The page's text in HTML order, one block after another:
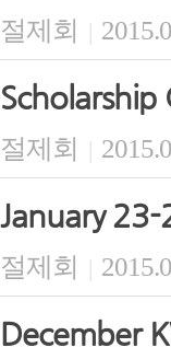
절제회 |
Scholarship
절제회 |
January 23-
절제회 |
December